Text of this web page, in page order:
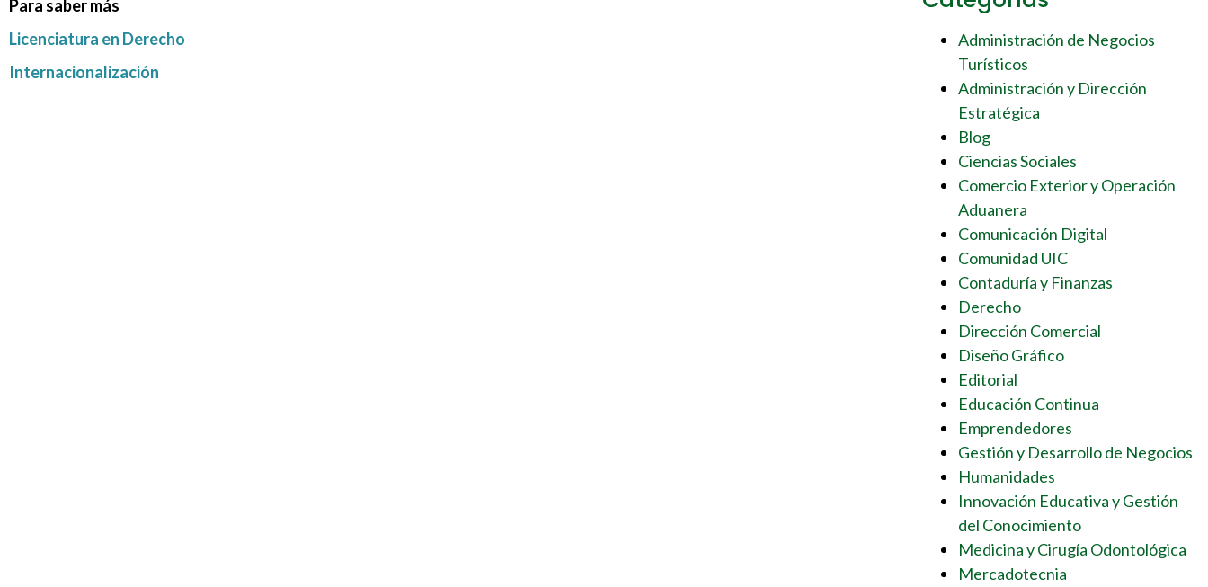
Para saber más
Licenciatura en Derecho
Internacionalización
Administración de Negocios
Turísticos
Administración y Dirección
Estratégica
Blog
Ciencias Sociales
Comercio Exterior y Operación
Aduanera
Comunicación Digital
Comunidad UIC
Contaduría y Finanzas
Derecho
Dirección Comercial
Diseño Gráfico
Editorial
Educación Continua
Emprendedores
Gestión y Desarrollo de Negocios
Humanidades
Innovación Educativa y Gestión
del Conocimiento
Medicina y Cirugía Odontológica
Mercadotecnia